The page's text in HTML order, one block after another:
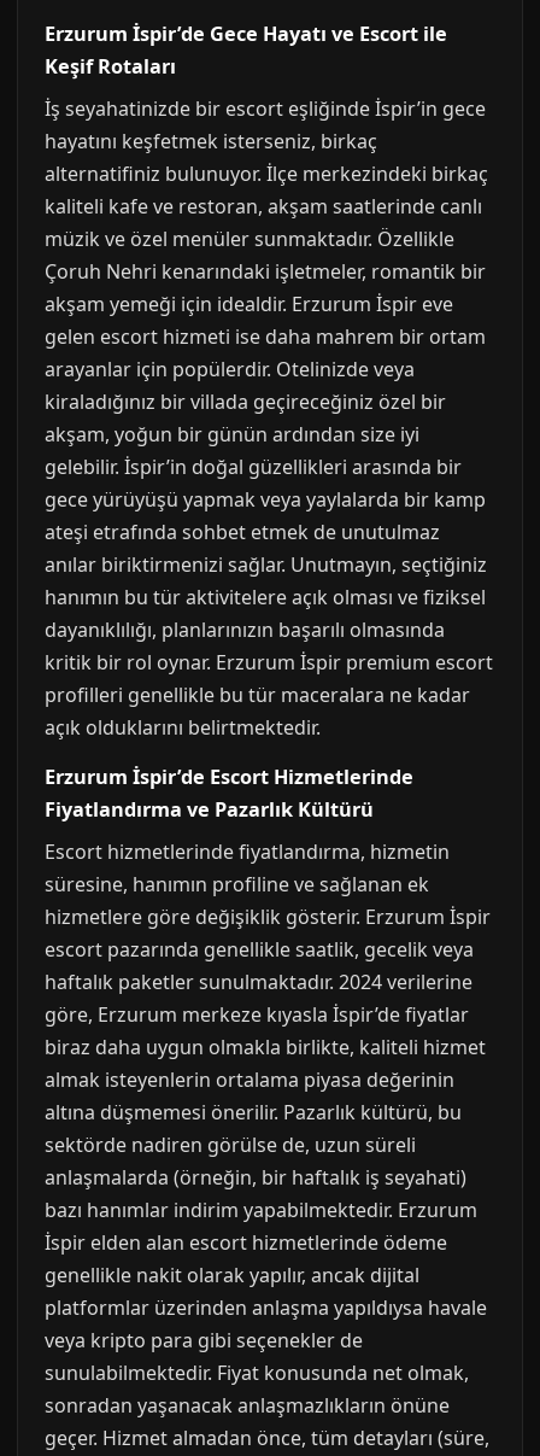
Erzurum İspir’de Gece Hayatı ve Escort ile
Keşif Rotaları
İş seyahatinizde bir escort eşliğinde İspir’in gece
hayatını keşfetmek isterseniz, birkaç
alternatifiniz bulunuyor. İlçe merkezindeki birkaç
kaliteli kafe ve restoran, akşam saatlerinde canlı
müzik ve özel menüler sunmaktadır. Özellikle
Çoruh Nehri kenarındaki işletmeler, romantik bir
akşam yemeği için idealdir. Erzurum İspir eve
gelen escort hizmeti ise daha mahrem bir ortam
arayanlar için popülerdir. Otelinizde veya
kiraladığınız bir villada geçireceğiniz özel bir
akşam, yoğun bir günün ardından size iyi
gelebilir. İspir’in doğal güzellikleri arasında bir
gece yürüyüşü yapmak veya yaylalarda bir kamp
ateşi etrafında sohbet etmek de unutulmaz
anılar biriktirmenizi sağlar. Unutmayın, seçtiğiniz
hanımın bu tür aktivitelere açık olması ve fiziksel
dayanıklılığı, planlarınızın başarılı olmasında
kritik bir rol oynar. Erzurum İspir premium escort
profilleri genellikle bu tür maceralara ne kadar
açık olduklarını belirtmektedir.
Erzurum İspir’de Escort Hizmetlerinde
Fiyatlandırma ve Pazarlık Kültürü
Escort hizmetlerinde fiyatlandırma, hizmetin
süresine, hanımın profiline ve sağlanan ek
hizmetlere göre değişiklik gösterir. Erzurum İspir
escort pazarında genellikle saatlik, gecelik veya
haftalık paketler sunulmaktadır. 2024 verilerine
göre, Erzurum merkeze kıyasla İspir’de fiyatlar
biraz daha uygun olmakla birlikte, kaliteli hizmet
almak isteyenlerin ortalama piyasa değerinin
altına düşmemesi önerilir. Pazarlık kültürü, bu
sektörde nadiren görülse de, uzun süreli
anlaşmalarda (örneğin, bir haftalık iş seyahati)
bazı hanımlar indirim yapabilmektedir. Erzurum
İspir elden alan escort hizmetlerinde ödeme
genellikle nakit olarak yapılır, ancak dijital
platformlar üzerinden anlaşma yapıldıysa havale
veya kripto para gibi seçenekler de
sunulabilmektedir. Fiyat konusunda net olmak,
sonradan yaşanacak anlaşmazlıkların önüne
geçer. Hizmet almadan önce, tüm detayları (süre,